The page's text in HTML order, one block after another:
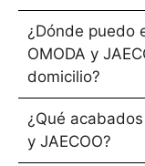
¿Dónde puedo
OMODA y
domicilio?
¿Qué
y JAECOO?